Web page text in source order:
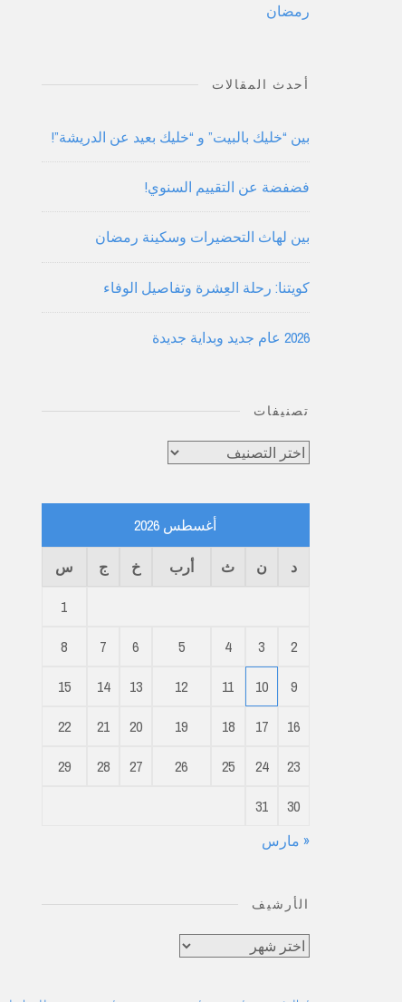
رمضان
أحدث المقالات
بين “خليك بالبيت” و “خليك بعيد عن الدريشة”!
فضفضة عن التقييم السنوي!
بين لهاث التحضيرات وسكينة رمضان
كويتنا: رحلة العِشرة وتفاصيل الوفاء
2026 عام جديد وبداية جديدة
تصنيفات
تصنيفات
أغسطس 2026
د ن ث أرب خ ج
س
1
2
3
4
5
6
7
8
9
10
11
12
13
14
15
16
17
18
19
20
21
22
23
24
25
26
27
28
29
30
31
« مارس
الأرشيف
الأرشيف